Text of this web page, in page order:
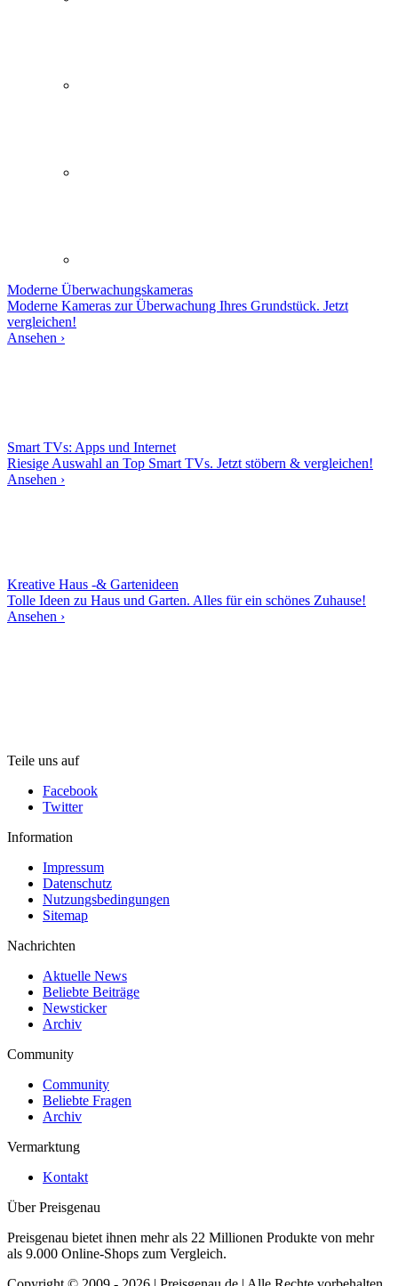
Moderne Überwachungskameras
Moderne Kameras zur Überwachung Ihres Grundstück. Jetzt
vergleichen!
Ansehen ›
Smart TVs: Apps und Internet
Riesige Auswahl an Top Smart TVs. Jetzt stöbern & vergleichen!
Ansehen ›
Kreative Haus -& Gartenideen
Tolle Ideen zu Haus und Garten. Alles für ein schönes Zuhause!
Ansehen ›
Teile uns auf
Facebook
Twitter
Information
Impressum
Datenschutz
Nutzungsbedingungen
Sitemap
Nachrichten
Aktuelle News
Beliebte Beiträge
Newsticker
Archiv
Community
Community
Beliebte Fragen
Archiv
Vermarktung
Kontakt
Über Preisgenau
Preisgenau bietet ihnen mehr als 22 Millionen Produkte von mehr
als 9.000 Online-Shops zum Vergleich.